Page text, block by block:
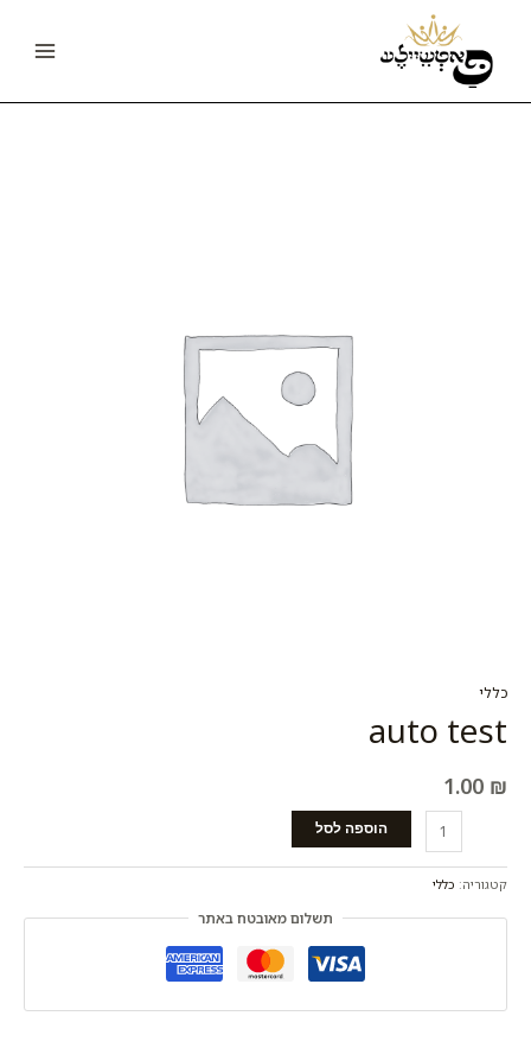
Menu
כללי
auto test
1.00 ₪
הוספה לסל
קטגוריה: כללי
תשלום מאובטח באתר